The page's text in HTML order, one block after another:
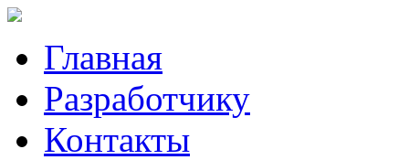
Главная
Разработчику
Контакты